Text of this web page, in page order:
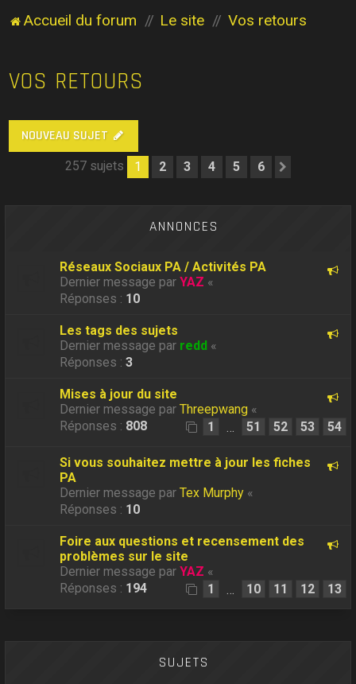
Accueil du forum Le site Vos retours
VOS RETOURS
NOUVEAU SUJET
257 sujets 1 2 3 4 5 6
ANNONCES
Réseaux Sociaux PA / Activités PA
Dernier message parYAZ «
Réponses : 10
Les tags des sujets
Dernier message par redd «
Réponses :3
Mises à jour du site
Dernier message parThreepwang «
Réponses : 808 1 … 51 52 53 54
Si vous souhaitez mettre à jour les fiches
PA
Dernier message parTex Murphy «
Réponses : 10
Foire aux questions et recensement des
problèmes sur le site
Dernier message parYAZ «
Réponses : 194 1 … 10 11 12 13
SUJETS